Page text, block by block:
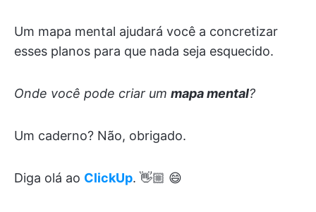
Um mapa mental ajudará você a concretizar
esses planos para que nada seja esquecido.
Onde você pode criar um mapa mental?
Um caderno? Não, obrigado.
Diga olá ao ClickUp. 👋🏼 😄